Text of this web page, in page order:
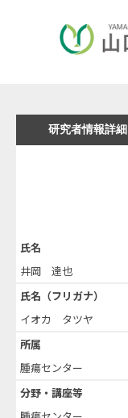
研究者情報詳細
氏名
井岡 達也
氏名（フリガナ）
イオカ タツヤ
所属
腫瘍センター
分野・講座等